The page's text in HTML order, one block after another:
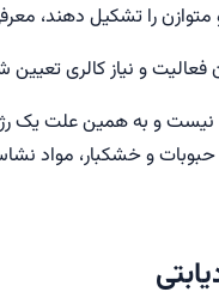
را تشکیل دهند،
و نیاز کالری تعیین
و به همین علت یک
و خشکبار، مواد